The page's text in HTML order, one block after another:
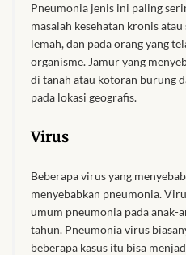
Pneumonia jenis ini paling
masalah kesehatan kronis
lemah, dan pada orang yang
organisme. Jamur yang
di tanah atau kotoran burung
pada lokasi geografis.
Virus
Beberapa virus yang
menyebabkan pneumonia.
umum pneumonia pada anak-
tahun. Pneumonia virus
beberapa kasus itu bisa